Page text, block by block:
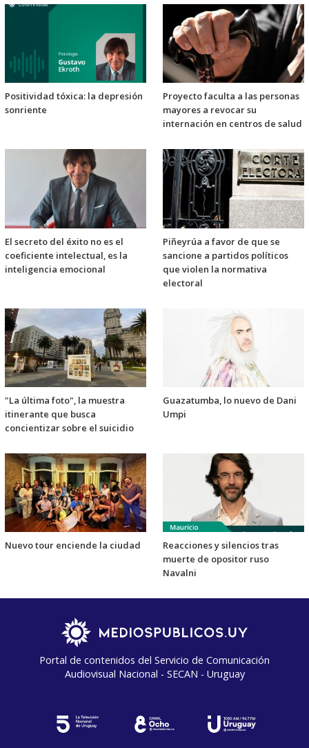
Positividad tóxica: la depresión
sonriente
Proyecto faculta a las personas
mayores a revocar su
internación en centros de salud
El secreto del éxito no es el
coeficiente intelectual, es la
inteligencia emocional
Piñeyrúa a favor de que se
sancione a partidos políticos
que violen la normativa
electoral
"La última foto", la muestra
itinerante que busca
concientizar sobre el suicidio
Guazatumba, lo nuevo de Dani
Umpi
Nuevo tour enciende la ciudad
Reacciones y silencios tras
muerte de opositor ruso
Navalni
Portal de contenidos del Servicio de Comunicación
Audiovisual Nacional - SECAN - Uruguay